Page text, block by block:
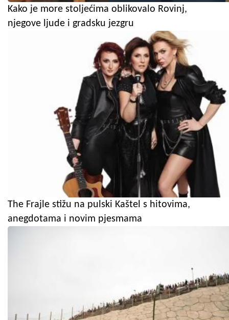
Kako je more stoljećima oblikovalo Rovinj,
njegove ljude i gradsku jezgru
The Frajle stižu na pulski Kaštel s hitovima,
anegdotama i novim pjesmama